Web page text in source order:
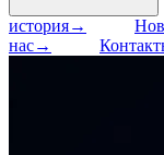
история→
нас→